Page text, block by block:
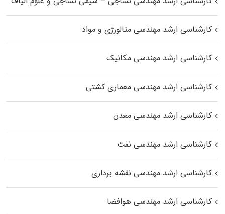
کارشناسی ارشد مهندسی متالورژی و مواد
کارشناسی ارشد مهندسی مکانیک
کارشناسی ارشد مهندسی معماری کشتی
کارشناسی ارشد مهندسی معدن
کارشناسی ارشد مهندسی نفت
کارشناسی ارشد مهندسی نقشه برداری
کارشناسی ارشد مهندسی هوافضا